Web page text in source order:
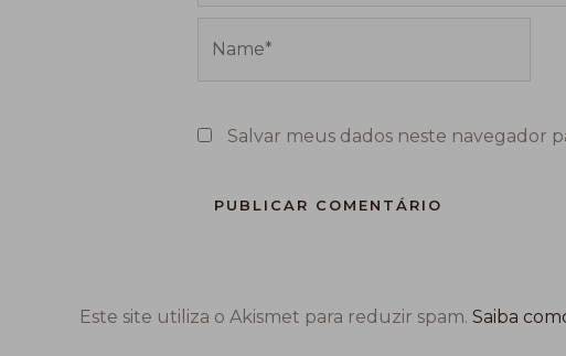
Salvar meus dados neste navegador
Este site utiliza o Akismet para reduzir spam. Saiba